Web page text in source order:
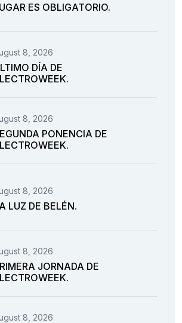
ES OBLIGATORIO.
8, 2026
DÍA DE
8, 2026
PONENCIA DE
8, 2026
LUZ DE BELÉN.
8, 2026
JORNADA DE
8, 2026